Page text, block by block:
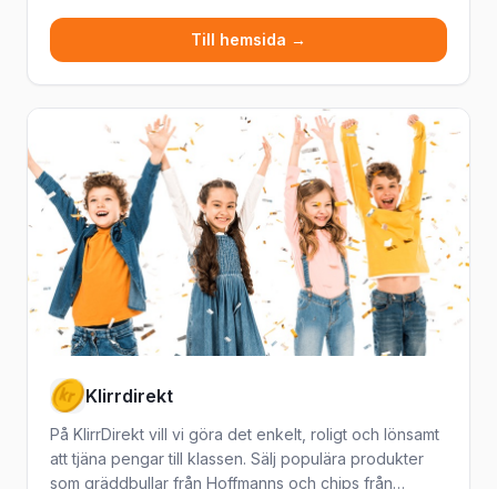
Till hemsida →
Klirrdirekt
På KlirrDirekt vill vi göra det enkelt, roligt och lönsamt
att tjäna pengar till klassen. Sälj populära produkter
som gräddbullar från Hoffmanns och chips från